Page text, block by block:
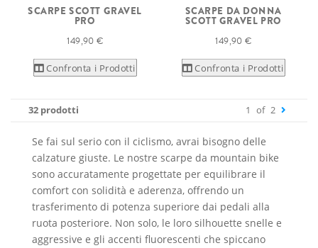
SCARPE SCOTT GRAVEL
PRO
149,90 €
Confronta i Prodotti
SCARPE DA DONNA
SCOTT GRAVEL PRO
149,90 €
Confronta i Prodotti
32 prodotti 1 of 2
Se fai sul serio con il ciclismo, avrai bisogno delle
calzature giuste. Le nostre scarpe da mountain bike
sono accuratamente progettate per equilibrare il
comfort con solidità e aderenza, offrendo un
trasferimento di potenza superiore dai pedali alla
ruota posteriore. Non solo, le loro silhouette snelle e
aggressive e gli accenti fluorescenti che spiccano